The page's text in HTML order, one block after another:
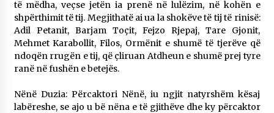
të mëdha, veçse jetën ia prenë në lulëzim, në kohën e
shpërthimit të tij. Megjithatë ai ua la shokëve të tij të rinisë:
Adil Petanit, Barjam Toçit, Fejzo Rjepaj, Tare Gjonit,
Mehmet Karabollit, Filos, Ormënit e shumë të tjerëve që
ndoqën rrugën e tij, që çliruan Atdheun e shumë prej tyre
ranë në fushën e betejës.
Nënë Duzia: Përcaktori Nënë, iu ngjit natyrshëm kësaj
labëreshe, se ajo u bë nëna e të gjithëve dhe ky përcaktor